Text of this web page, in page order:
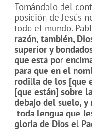
Tomándolo del
posición de Jesús
todo el mundo.
razón, también,
superior y
que está por
para que en el
rodilla de los [que
[que están] sobre
debajo del suelo, y
toda lengua que
gloria de Dios el